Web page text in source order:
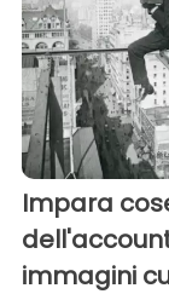
Impara
immagini